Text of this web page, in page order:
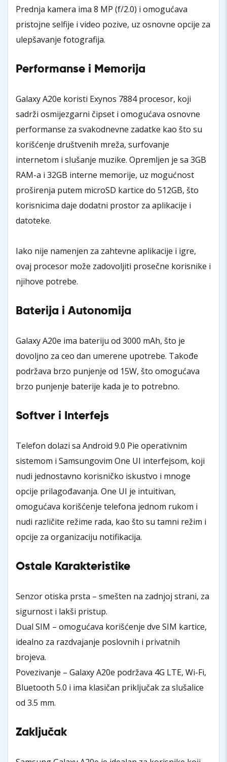
Prednja kamera ima 8 MP (f/2.0) i omogućava
pristojne selfije i video pozive, uz osnovne opcije za
ulepšavanje fotografija.
Performanse i Memorija
Galaxy A20e koristi Exynos 7884 procesor, koji
sadrži osmijezgarni čipset i omogućava osnovne
performanse za svakodnevne zadatke kao što su
korišćenje društvenih mreža, surfovanje
internetom i slušanje muzike. Opremljen je sa 3GB
RAM-a i 32GB interne memorije, uz mogućnost
proširenja putem microSD kartice do 512GB, što
korisnicima daje dodatni prostor za aplikacije i
datoteke.
Iako nije namenjen za zahtevne aplikacije i igre,
ovaj procesor može zadovoljiti prosečne korisnike i
njihove potrebe.
Baterija i Autonomija
Galaxy A20e ima bateriju od 3000 mAh, što je
dovoljno za ceo dan umerene upotrebe. Takođe
podržava brzo punjenje od 15W, što omogućava
brzo punjenje baterije kada je to potrebno.
Softver i Interfejs
Telefon dolazi sa Android 9.0 Pie operativnim
sistemom i Samsungovim One UI interfejsom, koji
nudi jednostavno korisničko iskustvo i mnoge
opcije prilagođavanja. One UI je intuitivan,
omogućava korišćenje telefona jednom rukom i
nudi različite režime rada, kao što su tamni režim i
opcije za organizaciju notifikacija.
Ostale Karakteristike
Senzor otiska prsta – smešten na zadnjoj strani, za
sigurnost i lakši pristup.
Dual SIM – omogućava korišćenje dve SIM kartice,
idealno za razdvajanje poslovnih i privatnih
brojeva.
Povezivanje – Galaxy A20e podržava 4G LTE, Wi-Fi,
Bluetooth 5.0 i ima klasičan priključak za slušalice
od 3.5 mm.
Zaključak